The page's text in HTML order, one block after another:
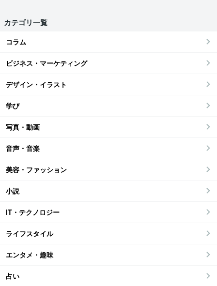
カテゴリ一覧
コラム
ビジネス・マーケティング
デザイン・イラスト
学び
写真・動画
音声・音楽
美容・ファッション
小説
IT・テクノロジー
ライフスタイル
エンタメ・趣味
占い